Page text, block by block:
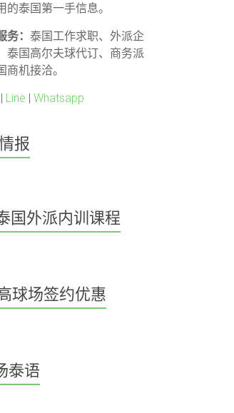
泰国第一手信息。
务：泰国工作求职、外派企
泰国高尔夫球代订、商务派
机接洽。
| Line |Whatsapp
报
国外派内训课程
球场签约优惠
泰语